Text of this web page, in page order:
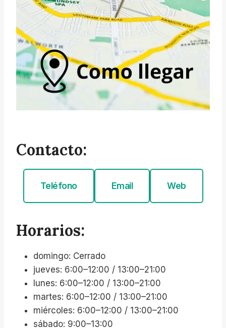
Contacto:
Teléfono Email Web
Horarios:
domingo: Cerrado
jueves: 6:00–12:00 / 13:00–21:00
lunes: 6:00–12:00 / 13:00–21:00
martes: 6:00–12:00 / 13:00–21:00
miércoles: 6:00–12:00 / 13:00–21:00
sábado: 9:00–13:00